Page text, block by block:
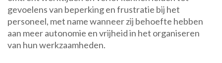
gevoelens van beperking en frustratie bij het
personeel, met name wanneer zij behoefte hebben
aan meer autonomie en vrijheid in het organiseren
van hun werkzaamheden.